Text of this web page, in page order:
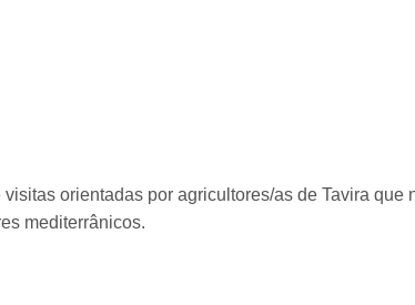
orientadas por agricultores/as de Tavira que
mediterrânicos.